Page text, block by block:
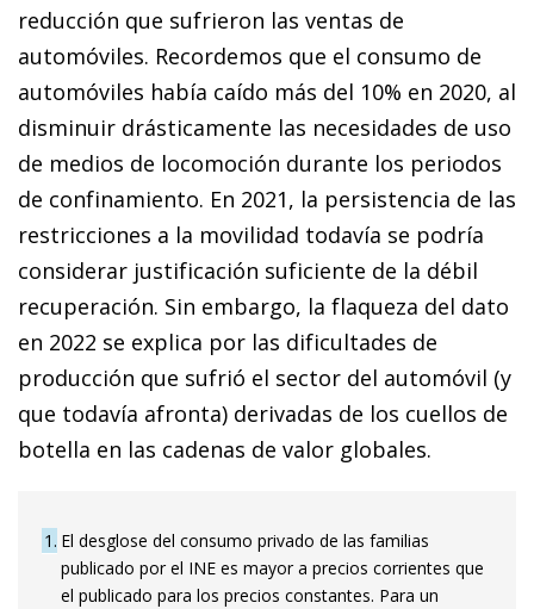
reducción que sufrieron las ventas de
automóviles. Recordemos que el consumo de
automóviles había caído más del 10% en 2020, al
disminuir drásticamente las necesidades de uso
de medios de locomoción durante los periodos
de confinamiento. En 2021, la persistencia de las
restricciones a la movilidad todavía se podría
considerar justificación suficiente de la débil
recuperación. Sin embargo, la flaqueza del dato
en 2022 se explica por las dificultades de
producción que sufrió el sector del automóvil (y
que todavía afronta) derivadas de los cuellos de
botella en las cadenas de valor globales.
1 El desglose del consumo privado de las familias
publicado por el INE es mayor a precios corrientes que
el publicado para los precios constantes. Para un